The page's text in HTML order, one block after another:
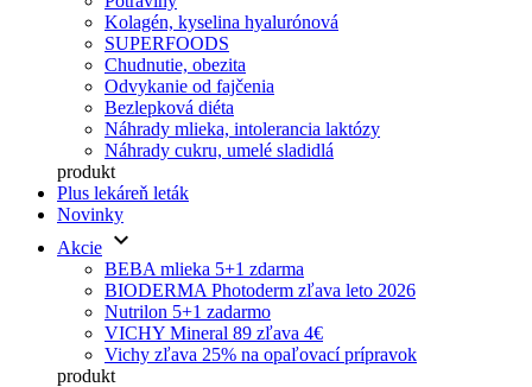
Kolagén, kyselina hyalurónová
SUPERFOODS
Chudnutie, obezita
Odvykanie od fajčenia
Bezlepková diéta
Náhrady mlieka, intolerancia laktózy
Náhrady cukru, umelé sladidlá
produkt
Plus lekáreň leták
Novinky
Akcie keyboard_arrow_down
BEBA mlieka 5+1 zdarma
BIODERMA Photoderm zľava leto 2026
Nutrilon 5+1 zadarmo
VICHY Mineral 89 zľava 4€
Vichy zľava 25% na opaľovací prípravok
produkt